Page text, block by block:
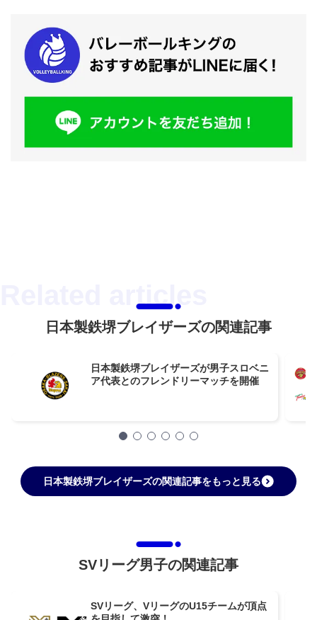
日本製鉄堺ブレイザーズの関連記事
日本製鉄堺ブレイザーズが男子スロベニ
ア代表とのフレンドリーマッチを開催
日本製鉄堺ブレイザーズの関連記事をもっと見る
SVリーグ男子の関連記事
SVリーグ、VリーグのU15チームが頂点